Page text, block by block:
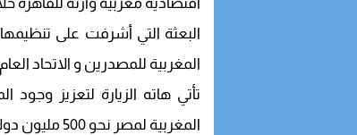
البعثة التي أشرفت على تنظيمها
المغربية للمصدرين و الاتحاد
تأتي هاته الزيارة لتعزيز
المغربية لمصر نحو 500 مليون دولار في أفق سنة 2026.